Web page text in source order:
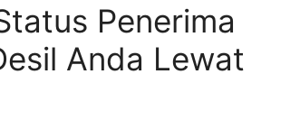
Penerima
Anda Lewat